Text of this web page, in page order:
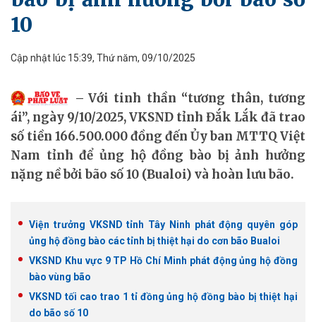
10
Cập nhật lúc 15:39, Thứ năm, 09/10/2025
Với tinh thần “tương thân, tương
ái”, ngày 9/10/2025, VKSND tỉnh Đắk Lắk đã trao
số tiền 166.500.000 đồng đến Ủy ban MTTQ Việt
Nam tỉnh để ủng hộ đồng bào bị ảnh hưởng
nặng nề bởi bão số 10 (Bualoi) và hoàn lưu bão.
Viện trưởng VKSND tỉnh Tây Ninh phát động quyên góp
ủng hộ đồng bào các tỉnh bị thiệt hại do cơn bão Bualoi
VKSND Khu vực 9 TP Hồ Chí Minh phát động ủng hộ đồng
bào vùng bão
VKSND tối cao trao 1 tỉ đồng ủng hộ đồng bào bị thiệt hại
do bão số 10